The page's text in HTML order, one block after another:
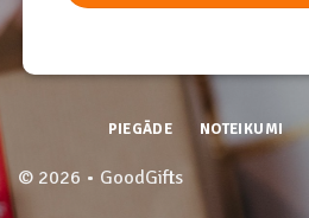
© 2026 • GoodGifts
PIEGĀDE NOTEIKUMI